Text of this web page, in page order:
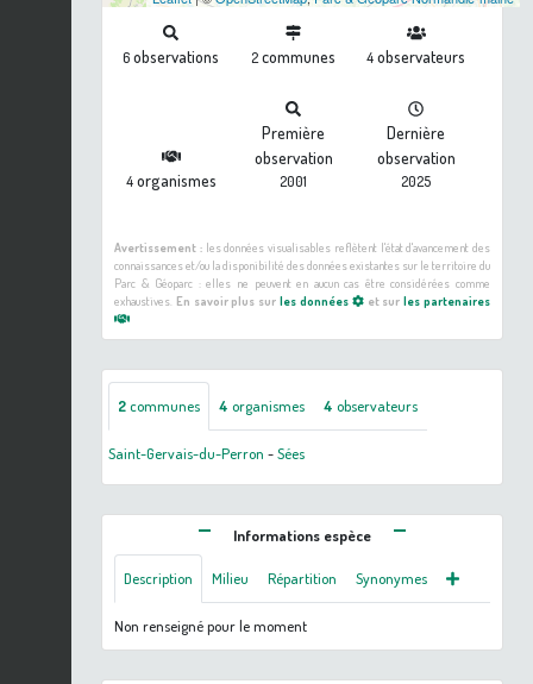
6observations 2communes 4observateurs
4organismes
Première
observation
2001
Dernière
observation
2025
Avertissement :les données visualisables reflètent l'état d'avancement des
connaissances et/ou la disponibilité des données existantes sur le territoire du
Parc & Géoparc : elles ne peuvent en aucun cas être considérées comme
exhaustives. En savoir plus sur les données et surles partenaires
2communes 4 organismes 4 observateurs
Saint-Gervais-du-Perron -Sées
Informations espèce
Description Milieu Répartition Synonymes
Non renseigné pour le moment